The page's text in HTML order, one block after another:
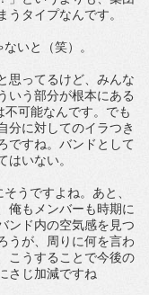
タイプなんです。
いと（笑）。
思ってるけど、みんな
いう部分が根本にある
可能なんです。でも
分に対してのイラつき
ですね。バンドとして
いない。
うですよね。あと、
俺もメンバーも時期に
ンド内の空気感を見つ
うが、周りに何を言わ
こうすることで今後の
さじ加減ですね